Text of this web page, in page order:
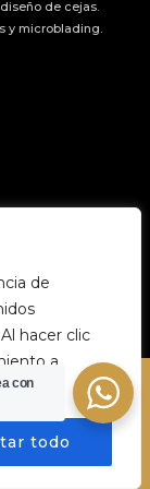
de
hacer clic
a
todo
de cejas.
y microblading.
con